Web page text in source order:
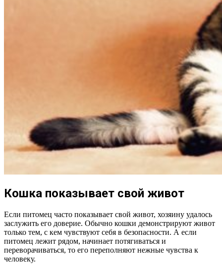
Кошка показывает свой живот
Если питомец часто показывает свой живот, хозяину удалось
заслужить его доверие. Обычно кошки демонстрируют живот
только тем, с кем чувствуют себя в безопасности. А если
питомец лежит рядом, начинает потягиваться и
переворачиваться, то его переполняют нежные чувства к
человеку.